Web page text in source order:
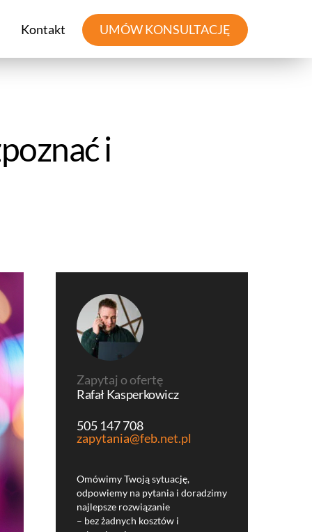
Kontakt UMÓW KONSULTACJĘ
i
Zapytaj o ofertę
Rafał Kasperkowicz
505 147 708
zapytania@feb.net.pl
Omówimy Twoją sytuację,
odpowiemy na pytania i doradzimy
najlepsze rozwiązanie
– bez żadnych kosztów i